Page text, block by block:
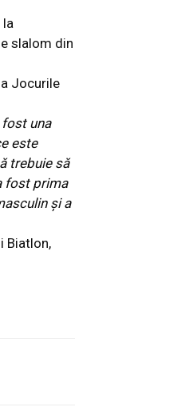
la
slalom din
Jocurile
fost una
este
trebuie să
fost prima
şi a
Biatlon,